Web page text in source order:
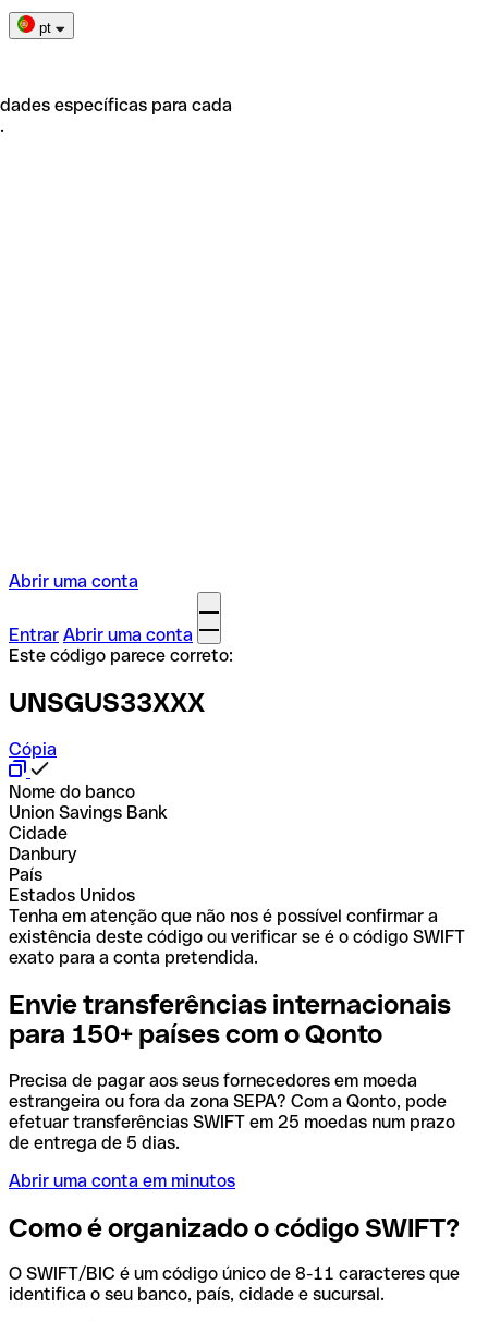
pt
específicas para cada
Abrir uma conta
Entrar Abrir uma conta
Este código parece correto:
UNSGUS33XXX
Cópia
Nome do banco
Union Savings Bank
Cidade
Danbury
País
Estados Unidos
Tenha em atenção que não nos é possível confirmar a
existência deste código ou verificar se é o código SWIFT
exato para a conta pretendida.
Envie transferências internacionais
para 150+ países com o Qonto
Precisa de pagar aos seus fornecedores em moeda
estrangeira ou fora da zona SEPA? Com a Qonto, pode
efetuar transferências SWIFT em 25 moedas num prazo
de entrega de 5 dias.
Abrir uma conta em minutos
Como é organizado o código SWIFT?
O SWIFT/BIC é um código único de 8-11 caracteres que
identifica o seu banco, país, cidade e sucursal.